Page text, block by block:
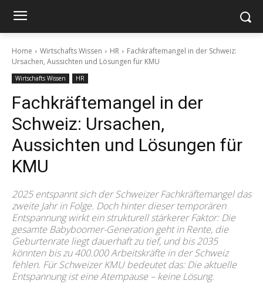
Home Wirtschafts Wissen HR
Fachkräftemangel in der Schweiz:
Ursachen, Aussichten und Lösungen für KMU
Wirtschafts Wissen HR
Fachkräftemangel in der
Schweiz: Ursachen,
Aussichten und Lösungen für
KMU
2025 entspannt sich der Schweizer Fachkräftemangel das
zweite Jahr in Folge. Doch hinter dieser temporären
Entspannung wirkt ein strukturell stärkerer Faktor: Die
gesamte Babyboomer-Generation geht in Rente, die
Geburtenrate liegt dauerhaft zu tief, und bis 2035
könnten bis zu 400.000 Arbeitskräfte in der Schweiz
fehlen. Für Schweizer KMU bedeutet das: Die aktuelle
Entspannung ist eine Atempause – keine Lösung.